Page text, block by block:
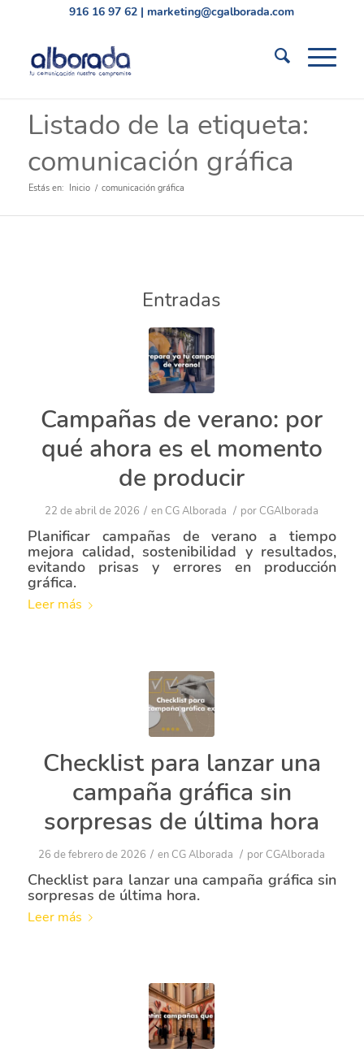
916 16 97 62 | marketing@cgalborada.com
Listado de la etiqueta:
comunicación gráfica
Estás en: Inicio / comunicación gráfica
Entradas
Campañas de verano: por
qué ahora es el momento
de producir
22 de abril de 2026 / en CG Alborada / por CGAlborada
Planificar campañas de verano a tiempo
mejora calidad, sostenibilidad y resultados,
evitando prisas y errores en producción
gráfica.
Leer más
Checklist para lanzar una
campaña gráfica sin
sorpresas de última hora
26 de febrero de 2026 / en CG Alborada / por CGAlborada
Checklist para lanzar una campaña gráfica sin
sorpresas de última hora.
Leer más